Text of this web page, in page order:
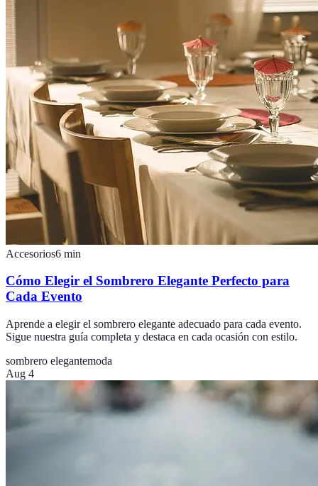
Accesorios6 min
Cómo Elegir el Sombrero Elegante Perfecto para
Cada Evento
Aprende a elegir el sombrero elegante adecuado para cada evento.
Sigue nuestra guía completa y destaca en cada ocasión con estilo.
sombrero elegantemoda
Aug 4